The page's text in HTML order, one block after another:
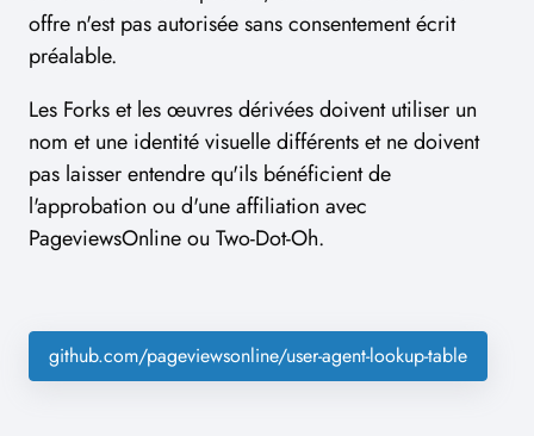
offre n'est pas autorisée sans consentement écrit
préalable.
Les Forks et les œuvres dérivées doivent utiliser un
nom et une identité visuelle différents et ne doivent
pas laisser entendre qu'ils bénéficient de
l'approbation ou d'une affiliation avec
PageviewsOnline ou Two-Dot-Oh.
github.com/pageviewsonline/user-agent-lookup-table